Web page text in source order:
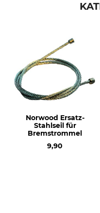
Norwood Ersatz-
Stahlseil für
Bremstrommel
9,90